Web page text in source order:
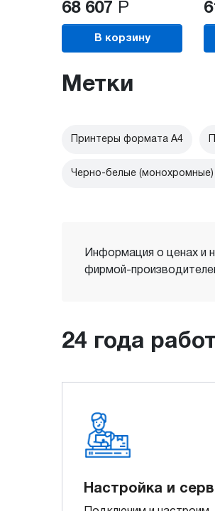
68 607 Р
В корзину
Метки
Принтеры формата А4
Черно-белые (монохромные)
Информация о ценах и
фирмой-
24 года
Настройка и